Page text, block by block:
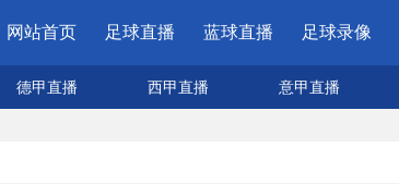
网站首页 足球直播 蓝球直播 足球录像
德甲直播 西甲直播 意甲直播